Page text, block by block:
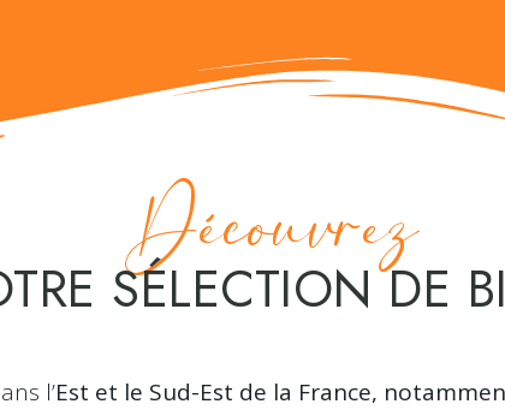
Découvrez
SÉLECTION DE
l’Est et le Sud-Est de la France,